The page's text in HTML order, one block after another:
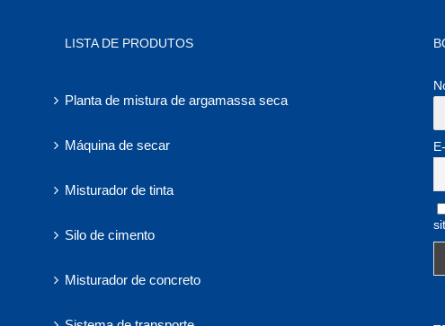
LISTA DE PRODUTOS
Planta de mistura de argamassa seca
Máquina de secar
Misturador de tinta
Silo de cimento
Misturador de concreto